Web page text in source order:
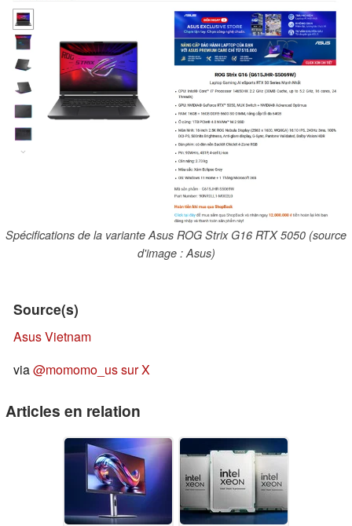
Spécifications de la variante Asus ROG Strix G16 RTX 5050 (source
d'image : Asus)
Source(s)
Asus Vietnam
via@momomo_us sur X
Articles en relation